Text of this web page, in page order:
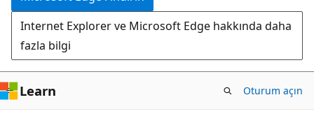
Internet Explorer ve Microsoft Edge hakkında daha
fazla bilgi
Learn Oturum açın